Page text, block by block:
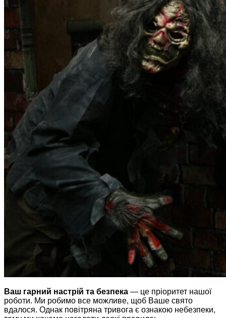
Ваш гарний настрій та безпека — це пріоритет нашої
роботи. Ми робимо все можливе, щоб Ваше свято
вдалося. Однак повітряна тривога є ознакою небезпеки,